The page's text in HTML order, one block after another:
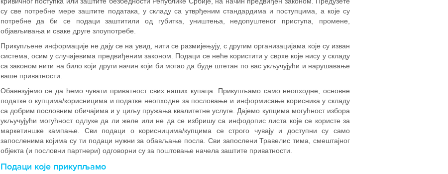
су све потребне мере заштите података, у складу са утврђеним стандардима и поступцима, а које су
потребне да би се подаци заштитили од губитка, уништења, недопуштеног приступа, промене,
објављивања и сваке друге злоупотребе.
Прикупљене информације не дају се на увид, нити се размијењују, с другим организацијама које су изван
система, осим у случајевима предвиђеним законом. Подаци се неће користити у сврхе које нису у складу
са законом нити на било који други начин који би могао да буде штетан по вас укључујући и нарушавање
ваше приватности.
Обавезујемо се да ћемо чувати приватност свих наших купаца. Прикупљамо само неопходне, основне
податке о купцима/корисницима и податке неопходне за пословање и информисање корисника у складу
са добрим пословним обичајима и у циљу пружања квалитетне услуге. Дајемо купцима могућност избора
укључујући могућност одлуке да ли желе или не да се избришу са инфодопис листа које се користе за
маркетиншке кампање. Сви подаци о корисницима/купцима се строго чувају и доступни су само
запосленима којима су ти подаци нужни за обављање посла. Сви запослени Травелис тима, смештајног
објекта (и пословни партнери) одговорни су за поштовање начела заштите приватности.
Подаци које прикупљамо